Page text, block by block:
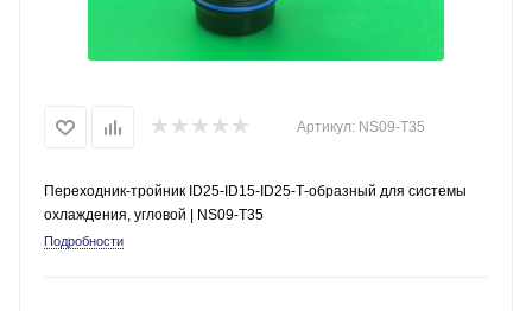
Артикул: NS09-T35
Переходник-тройник ID25-ID15-ID25-Т-образный для системы
охлаждения, угловой | NS09-T35
Подробности